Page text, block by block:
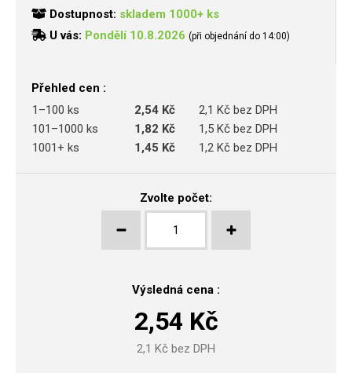
Dostupnost: skladem 1000+ ks
U vás: Pondělí 10.8.2026 (při objednání do 14:00)
Přehled cen :
1–100 ks
2,54 Kč
2,1 Kč bez DPH
101–1000 ks
1,82 Kč
1,5 Kč bez DPH
1001+ ks
1,45 Kč 1,2 Kč bez DPH
Zvolte počet:
Výsledná cena :
2,54 Kč
2,1 Kč bez DPH